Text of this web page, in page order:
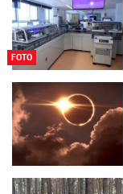
FOTO